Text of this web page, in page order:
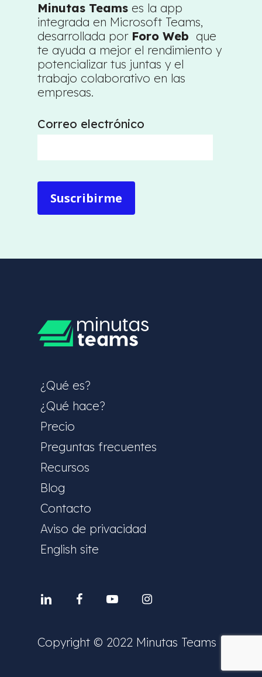
Minutas Teams es la app
integrada en Microsoft Teams,
desarrollada por Foro Web que
te ayuda a mejor el rendimiento y
potencializar tus juntas y el
trabajo colaborativo en las
empresas.
Correo electrónico
Linkedinfacebookyoutubeinstagram
Copyright © 2022 Minutas Teams
¿Qué es?
¿Qué hace?
Precio
Preguntas frecuentes
Recursos
Blog
Contacto
Aviso de privacidad
English site